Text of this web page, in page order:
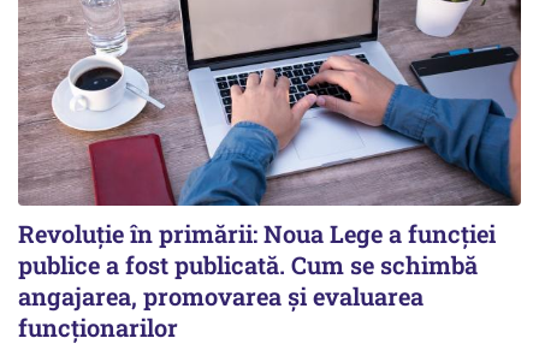
Revoluție în primării: Noua Lege a funcției
publice a fost publicată. Cum se schimbă
angajarea, promovarea și evaluarea
funcționarilor